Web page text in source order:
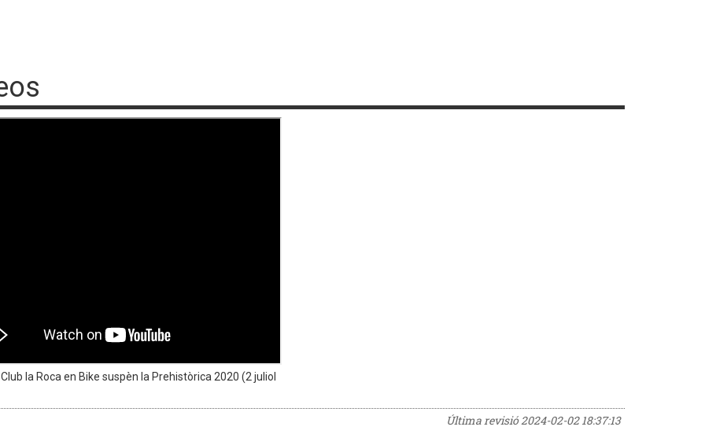
la Roca en Bike suspèn la Prehistòrica 2020 (2 juliol
Última revisió2024-02-02 18:37:13